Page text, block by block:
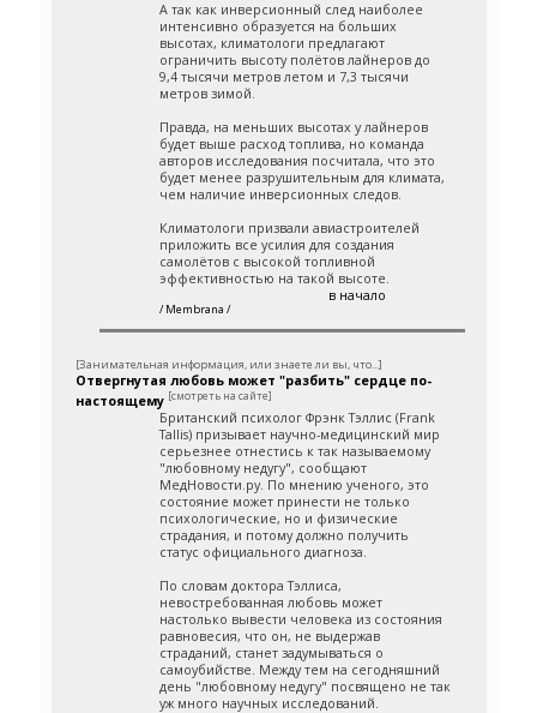
А так как инверсионный след наиболее
интенсивно образуется на больших
высотах, климатологи предлагают
ограничить высоту полётов лайнеров до
9,4 тысячи метров летом и 7,3 тысячи
метров зимой.
Правда, на меньших высотах у лайнеров
будет выше расход топлива, но команда
авторов исследования посчитала, что это
будет менее разрушительным для климата,
чем наличие инверсионных следов.
Климатологи призвали авиастроителей
приложить все усилия для создания
самолётов с высокой топливной
эффективностью на такой высоте.
/ Membrana /
в начало
[Занимательная информация, или знаете ли вы, что...]
Отвергнутая любовь может "разбить" сердце по-
настоящему [смотреть на сайте]
Британский психолог Фрэнк Тэллис (Frank
Tallis) призывает научно-медицинский мир
серьезнее отнестись к так называемому
"любовному недугу", сообщают
МедНовости.ру. По мнению ученого, это
состояние может принести не только
психологические, но и физические
страдания, и потому должно получить
статус официального диагноза.
По словам доктора Тэллиса,
невостребованная любовь может
настолько вывести человека из состояния
равновесия, что он, не выдержав
страданий, станет задумываться о
самоубийстве. Между тем на сегодняшний
день "любовному недугу" посвящено не так
уж много научных исследований.